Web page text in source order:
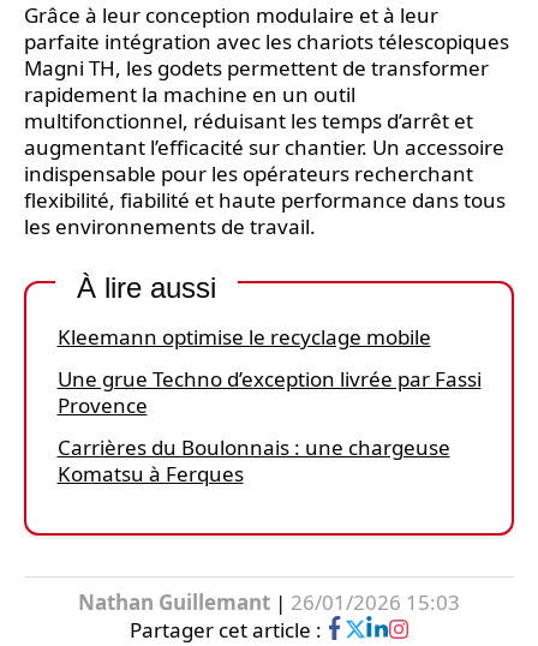
Grâce à leur conception modulaire et à leur
parfaite intégration avec les chariots télescopiques
Magni TH, les godets permettent de transformer
rapidement la machine en un outil
multifonctionnel, réduisant les temps d’arrêt et
augmentant l’efficacité sur chantier. Un accessoire
indispensable pour les opérateurs recherchant
flexibilité, fiabilité et haute performance dans tous
les environnements de travail.
À lire aussi
Kleemann optimise le recyclage mobile
Une grue Techno d’exception livrée par Fassi
Provence
Carrières du Boulonnais : une chargeuse
Komatsu à Ferques
Nathan Guillemant | 26/01/2026 15:03
Partager cet article :